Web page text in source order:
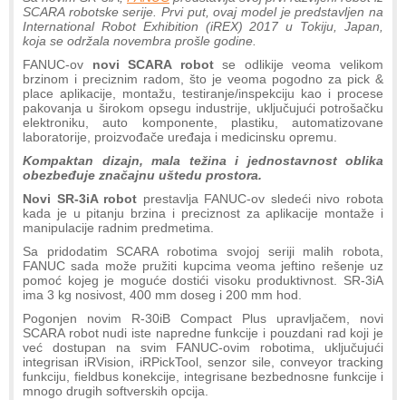
SCARA robotske serije. Prvi put, ovaj model je predstavljen na
International Robot Exhibition (iREX) 2017 u Tokiju, Japan,
koja se održala novembra prošle godine.
FANUC-ov novi SCARA robotse odlikije veoma velikom
brzinom i preciznim radom, što je veoma pogodno za pick &
place aplikacije, montažu, testiranje/inspekciju kao i procese
pakovanja u širokom opsegu industrije, uključujući potrošačku
elektroniku, auto komponente, plastiku, automatizovane
laboratorije, proizvođače uređaja i medicinsku opremu.
Kompaktan dizajn, mala težina i jednostavnost oblika
obezbeđuje značajnu uštedu prostora.
Novi SR-3iA robot prestavlja FANUC-ov sledeći nivo robota
kada je u pitanju brzina i preciznost za aplikacije montaže i
manipulacije radnim predmetima.
Sa pridodatim SCARA robotima svojoj seriji malih robota,
FANUC sada može pružiti kupcima veoma jeftino rešenje uz
pomoć kojeg je moguće dostići visoku produktivnost. SR-3iA
ima 3 kg nosivost, 400 mm doseg i 200 mm hod.
Pogonjen novim R-30iB Compact Plus upravljačem, novi
SCARA robot nudi iste napredne funkcije i pouzdani rad koji je
već dostupan na svim FANUC-ovim robotima, uključujući
integrisan iRVision, iRPickTool, senzor sile, conveyor tracking
funkciju, fieldbus konekcije, integrisane bezbednosne funkcije i
mnogo drugih softverskih opcija.